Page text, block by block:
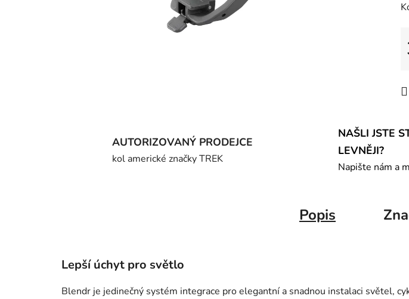
AUTORIZOVANÝ PRODEJCE
kol americké značky TREK
NAŠLI JSTE
LEVNĚJI?
Napište nám a
Popis
Lepší úchyt pro světlo
Blendr je jedinečný systém integrace pro elegantní a snadnou instalaci světel,